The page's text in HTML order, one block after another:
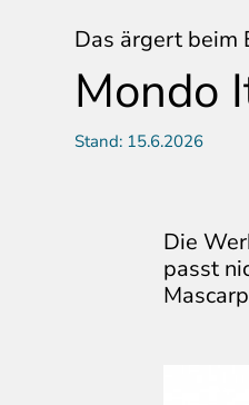
Das ärgert beim
Mondo
Stand: 15.6.2026
Die
passt